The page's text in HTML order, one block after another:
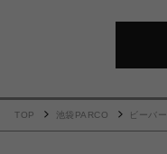
TOP 池袋PARCO ビーバー